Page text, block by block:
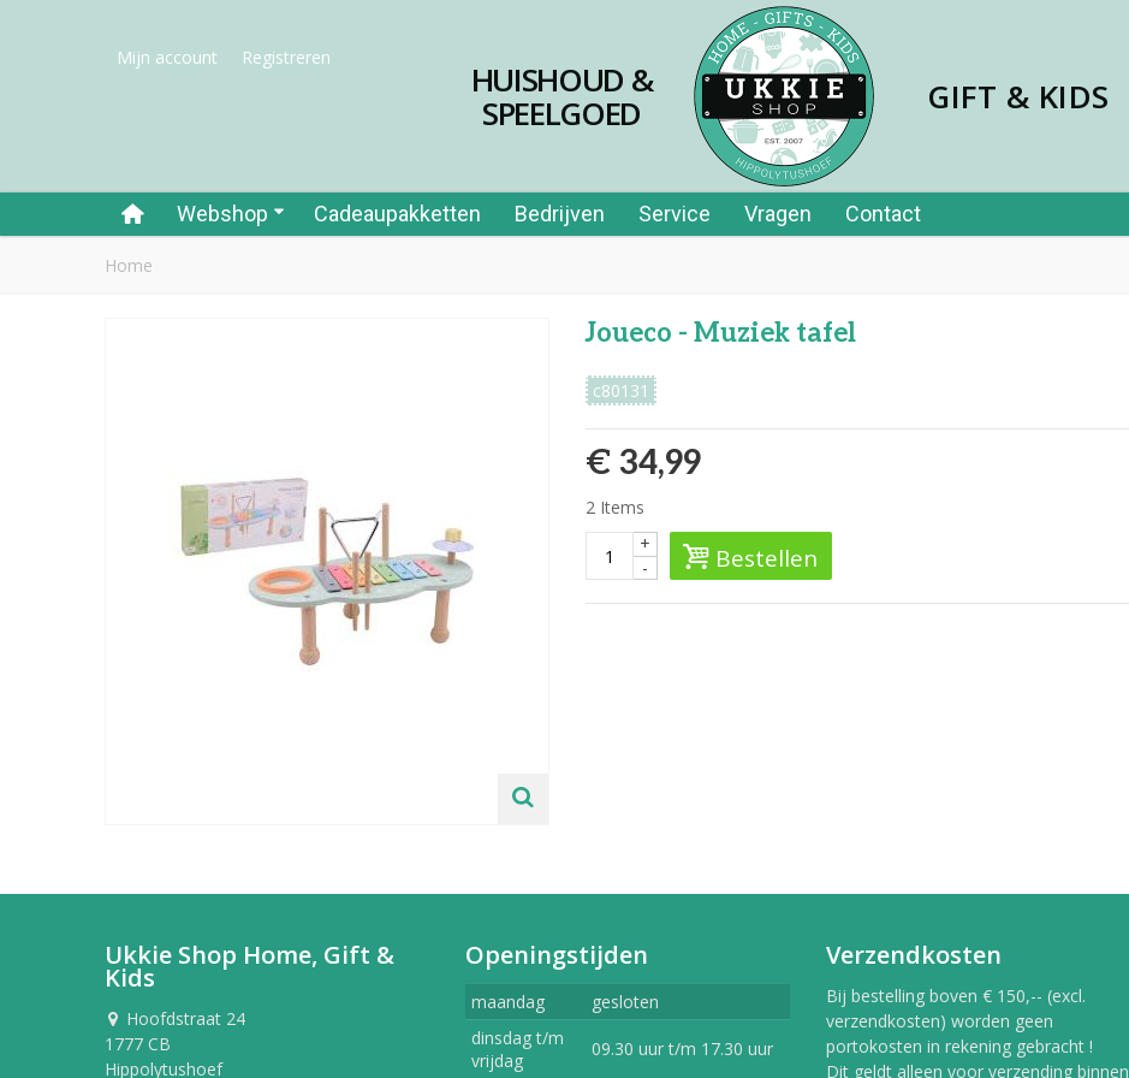
Mijn account Registreren
HUISHOUD &
SPEELGOED GIFT & KIDS
Webshop Cadeaupakketten Bedrijven Service Vragen Contact
Home
Joueco - Muziek tafel
c80131
€ 34,99
2 Items
-
+ Bestellen
Ukkie Shop Home, Gift &
Kids
Hoofdstraat 24
1777 CB
Hippolytushoef
Openingstijden
maandag
gesloten
dinsdag t/m
vrijdag
09.30 uur t/m 17.30 uur
Verzendkosten
Bij bestelling boven € 150,-- (excl.
verzendkosten) worden geen
portokosten in rekening gebracht !
Dit geldt alleen voor verzending binnen